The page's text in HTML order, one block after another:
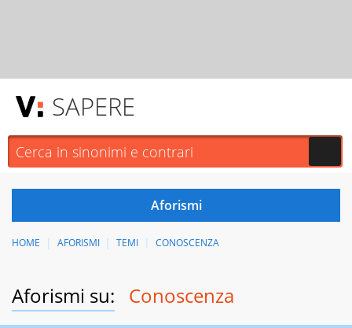
SAPERE
HOME AFORISMI TEMI CONOSCENZA
Aforismi su: Conoscenza